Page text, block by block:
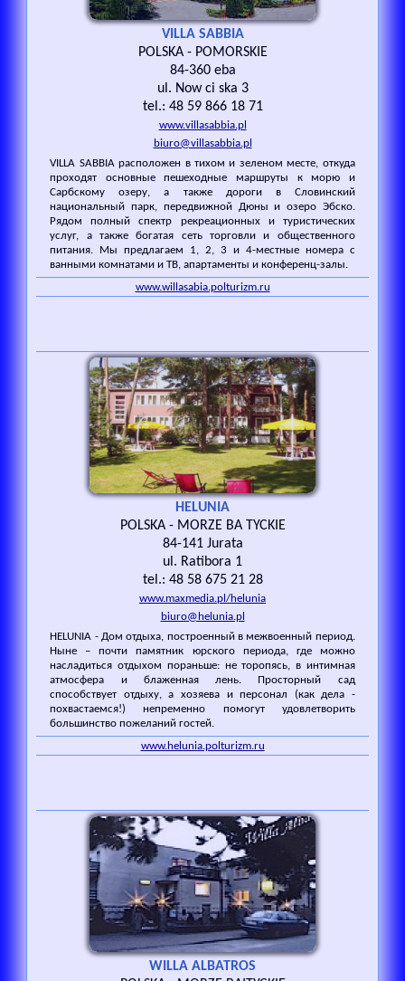
VILLA SABBIA
POLSKA - POMORSKIE
84-360 eba
ul. Now ci ska 3
tel.: 48 59 866 18 71
www.villasabbia.pl
biuro@villasabbia.pl
VILLA SABBIA расположен в тихом и зеленом месте, откуда
проходят основные пешеходные маршруты к морю и
Сарбскому озеру, а также дороги в Словинский
национальный парк, передвижной Дюны и озеро Эбско.
Рядом полный спектр рекреационных и туристических
услуг, а также богатая сеть торговли и общественного
питания. Мы предлагаем 1, 2, 3 и 4-местные номера с
ванными комнатами и ТВ, апартаменты и конференц-залы.
www.willasabia.polturizm.ru
HELUNIA
POLSKA - MORZE BA TYCKIE
84-141 Jurata
ul. Ratibora 1
tel.: 48 58 675 21 28
www.maxmedia.pl/helunia
biuro@helunia.pl
HELUNIA - Дом отдыха, построенный в межвоенный период.
Ныне – почти памятник юрского периода, где можно
насладиться отдыхом пораньше: не торопясь, в интимная
атмосфера и блаженная лень. Просторный сад
способствует отдыху, а хозяева и персонал (как дела -
похвастаемся!) непременно помогут удовлетворить
большинство пожеланий гостей.
www.helunia.polturizm.ru
WILLA ALBATROS